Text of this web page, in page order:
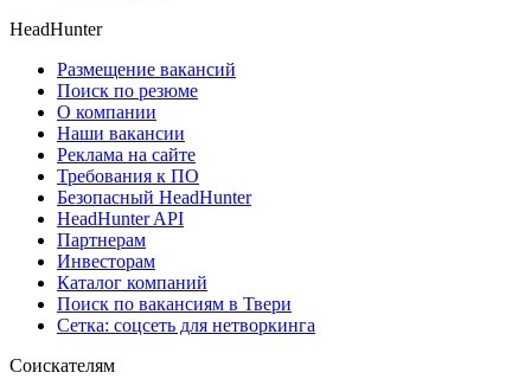
HeadHunter
Размещение вакансий
Поиск по резюме
О компании
Наши вакансии
Реклама на сайте
Требования к ПО
Безопасный HeadHunter
HeadHunter API
Партнерам
Инвесторам
Каталог компаний
Поиск по вакансиям в Твери
Сетка: соцсеть для нетворкинга
Соискателям